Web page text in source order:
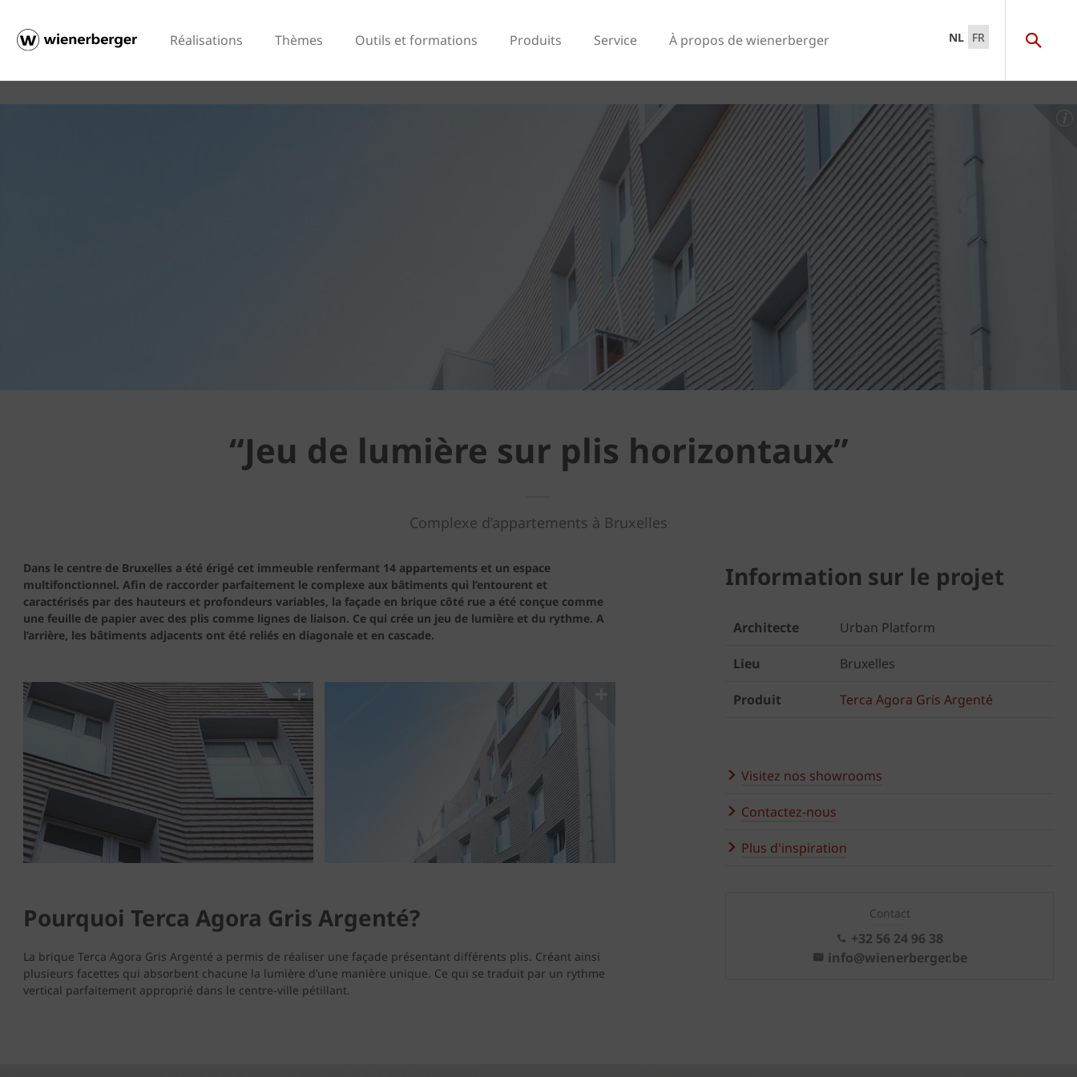
Réalisations Thèmes Outils et formations Produits Service À propos de wienerberger NL FR
“Jeu de lumière sur plis horizontaux”
Complexe d’appartements à Bruxelles
Dans le centre de Bruxelles a été érigé cet immeuble renfermant 14 appartements et un espace
multifonctionnel. Afin de raccorder parfaitement le complexe aux bâtiments qui l’entourent et
caractérisés par des hauteurs et profondeurs variables, la façade en brique côté rue a été conçue comme
une feuille de papier avec des plis comme lignes de liaison. Ce qui crée un jeu de lumière et du rythme. A
l’arrière, les bâtiments adjacents ont été reliés en diagonale et en cascade.
Pourquoi Terca Agora Gris Argenté?
La brique Terca Agora Gris Argenté a permis de réaliser une façade présentant différents plis. Créant ainsi
plusieurs facettes qui absorbent chacune la lumière d’une manière unique. Ce qui se traduit par un rythme
vertical parfaitement approprié dans le centre-ville pétillant.
Information sur le projet
Architecte Urban Platform
Lieu Bruxelles
Produit Terca Agora Gris Argenté
Visitez nos showrooms
Contactez-nous
Plus d'inspiration
Contact
+32 56 24 96 38
info@wienerberger.be